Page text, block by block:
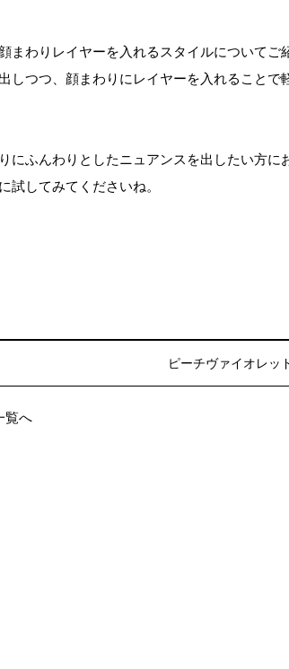
まわりレイヤーを入れるスタイルについてご
しつつ、顔まわりにレイヤーを入れることで
にふんわりとしたニュアンスを出したい方に
試してみてくださいね。
ピーチヴァイオレッ
覧へ